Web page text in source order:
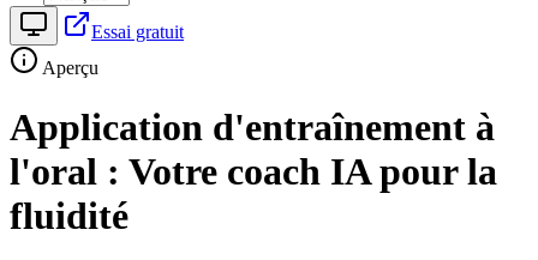
Essai gratuit
Aperçu
Application d'entraînement à
l'oral : Votre coach IA pour la
fluidité